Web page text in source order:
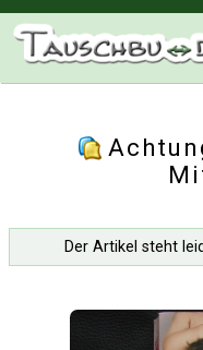
Der Artikel steht